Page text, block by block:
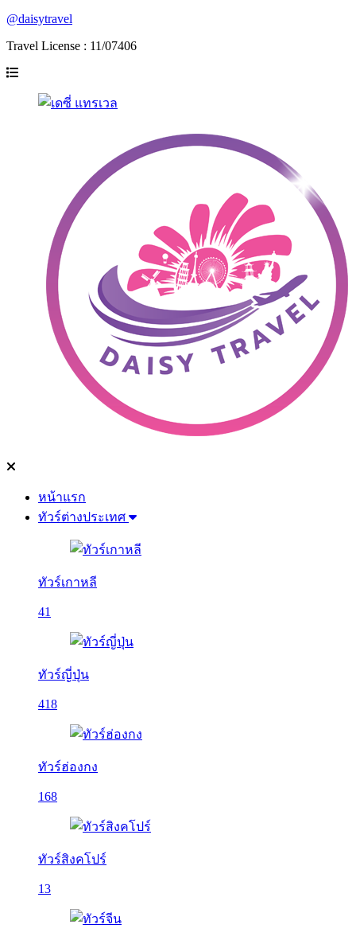
@daisytravel
Travel License : 11/07406
หน้าแรก
ทัวร์ต่างประเทศ
ทัวร์เกาหลี
41
ทัวร์ญี่ปุ่น
418
ทัวร์ฮ่องกง
168
ทัวร์สิงคโปร์
13